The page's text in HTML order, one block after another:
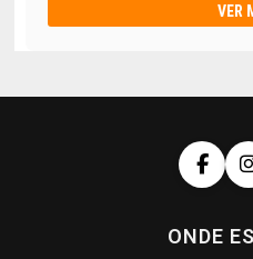
VER
ONDE